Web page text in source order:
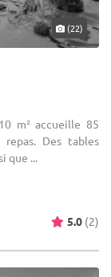
(22)
m² accueille 85
repas. Des tables
que ...
5.0 (2)